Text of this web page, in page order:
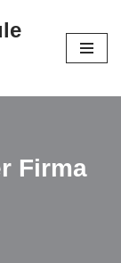
Firma